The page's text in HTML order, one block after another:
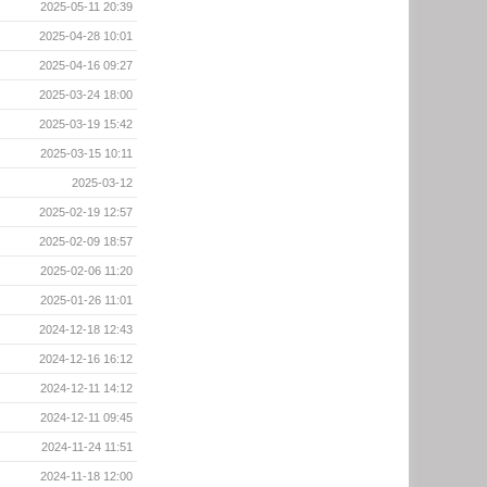
2025-05-11 20:39
2025-04-28 10:01
2025-04-16 09:27
2025-03-24 18:00
2025-03-19 15:42
2025-03-15 10:11
2025-03-12
2025-02-19 12:57
2025-02-09 18:57
2025-02-06 11:20
2025-01-26 11:01
2024-12-18 12:43
2024-12-16 16:12
2024-12-11 14:12
2024-12-11 09:45
2024-11-24 11:51
2024-11-18 12:00